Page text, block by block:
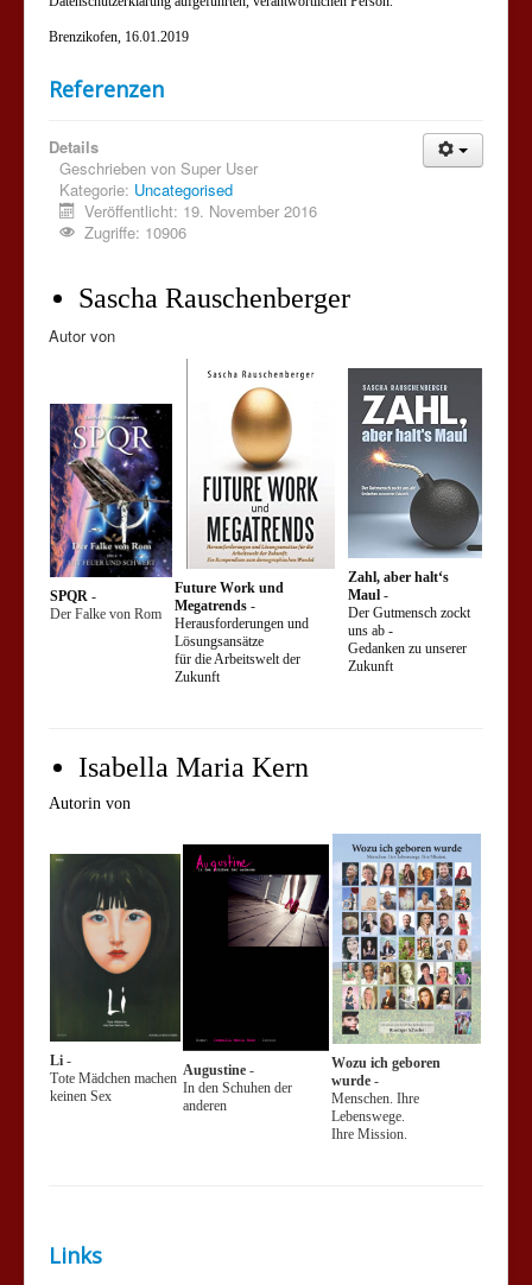
Brenzikofen, 16.01.2019
Referenzen
Details
Geschrieben von Super User
Kategorie: Uncategorised
Veröffentlicht: 19. November 2016
Zugriffe: 10906
Sascha Rauschenberger
Autor von
SPQR -
Der Falke von Rom
Future Work und
Megatrends -
Herausforderungen und
Lösungsansätze
für die Arbeitswelt der
Zukunft
Zahl, aber halt‘s
Maul -
Der Gutmensch zockt
uns ab -
Gedanken zu unserer
Zukunft
Isabella Maria Kern
Autorin von
Li -
Tote Mädchen machen
keinen Sex
Augustine -
In den Schuhen der
anderen
Wozu ich geboren
wurde -
Menschen. Ihre
Lebenswege.
Ihre Mission.
Links